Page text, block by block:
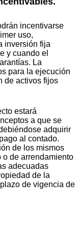
incentivarse
uso,
inversión fija
y cuando el
La
para la ejecución
de activos fijos
estará
a que se
adquirir
al contado.
de los mismos
o de arrendamiento
adecuadas
de la
de vigencia de